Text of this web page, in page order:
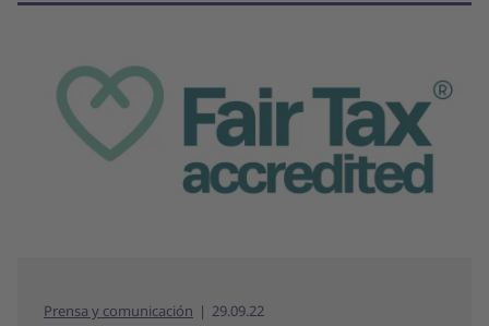
Prensa y comunicación 29.09.22